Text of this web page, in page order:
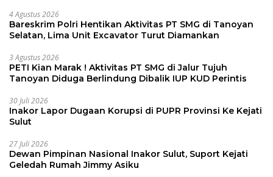
4 Agustus 2026
Bareskrim Polri Hentikan Aktivitas PT SMG di Tanoyan
Selatan, Lima Unit Excavator Turut Diamankan
3 Agustus 2026
PETI Kian Marak ! Aktivitas PT SMG di Jalur Tujuh
Tanoyan Diduga Berlindung Dibalik IUP KUD Perintis
30 Juli 2026
Inakor Lapor Dugaan Korupsi di PUPR Provinsi Ke Kejati
Sulut
27 Juli 2026
Dewan Pimpinan Nasional Inakor Sulut, Suport Kejati
Geledah Rumah Jimmy Asiku